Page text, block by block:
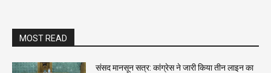
MOST READ
संसद मानसून सत्र: कांग्रेस ने जारी किया तीन लाइन का